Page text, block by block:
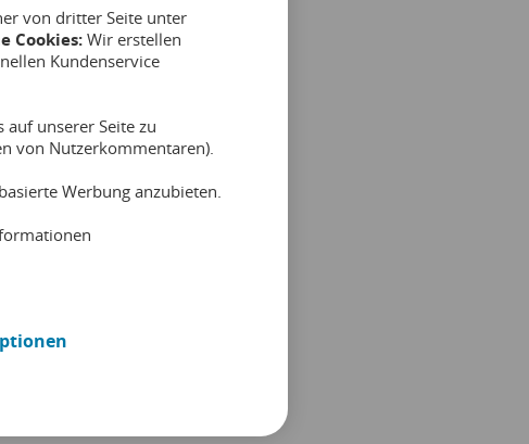
von dritter Seite unter
Cookies:Wir erstellen
Kundenservice
unserer Seite zu
von Nutzerkommentaren).
Werbung anzubieten.